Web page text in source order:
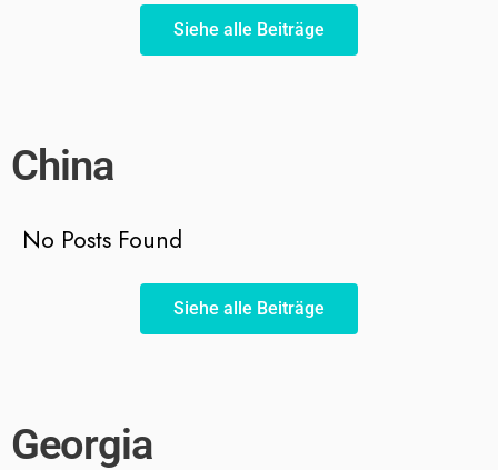
Siehe alle Beiträge
China
No Posts Found
Siehe alle Beiträge
Georgia